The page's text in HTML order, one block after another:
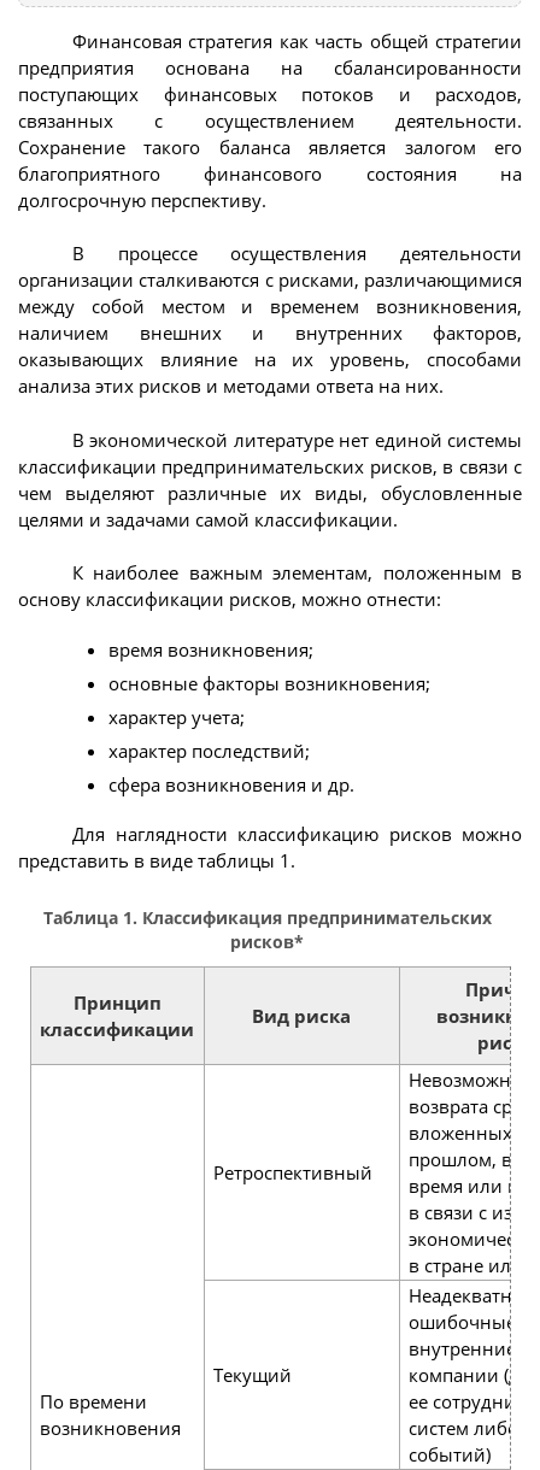
Финансовая стратегия как часть общей стратегии
предприятия основана на сбалансированности
поступающих финансовых потоков и расходов,
связанных с осуществлением деятельности.
Сохранение такого баланса является залогом его
благоприятного финансового состояния на
долгосрочную перспективу.
В процессе осуществления деятельности
организации сталкиваются с рисками, различающимися
между собой местом и временем возникновения,
наличием внешних и внутренних факторов,
оказывающих влияние на их уровень, способами
анализа этих рисков и методами ответа на них.
В экономической литературе нет единой системы
классификации предпринимательских рисков, в связи с
чем выделяют различные их виды, обусловленные
целями и задачами самой классификации.
К наиболее важным элементам, положенным в
основу классификации рисков, можно отнести:
время возникновения;
основные факторы возникновения;
характер учета;
характер последствий;
сфера возникновения и др.
Для наглядности классификацию рисков можно
представить в виде таблицы 1.
Таблица 1. Классификация предпринимательских
рисков*
Принцип
классификации
Вид риска
По времени
возникновения
Ретроспективный
возврата
вложенных в
прошлом, в
время или в
в связи с
в стране или
Текущий
ошибочные
внутренние
компании
ее
систем либо
событий)